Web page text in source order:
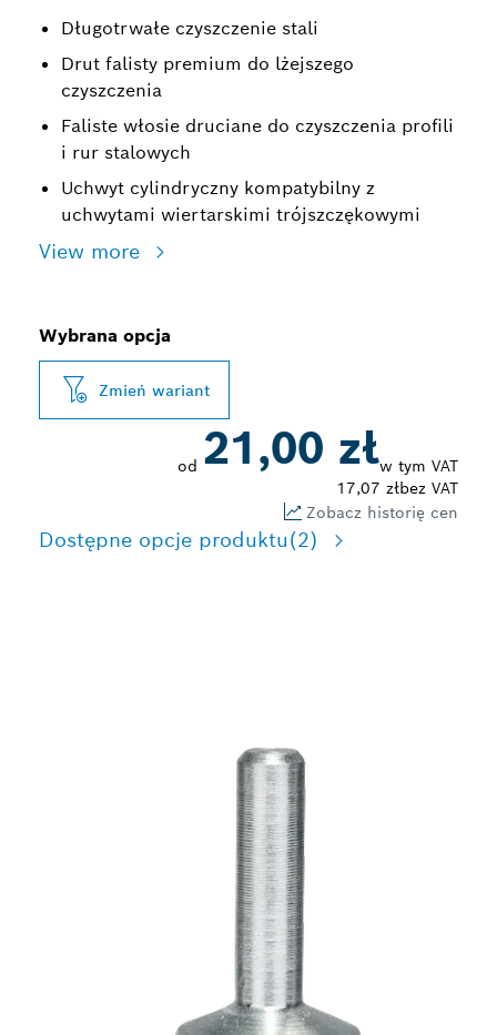
Długotrwałe czyszczenie stali
Drut falisty premium do lżejszego
czyszczenia
Faliste włosie druciane do czyszczenia profili
i rur stalowych
Uchwyt cylindryczny kompatybilny z
uchwytami wiertarskimi trójszczękowymi
View more
Wybrana opcja
Zmień wariant
od 21,00 złw tym VAT
17,07 złbez VAT
Zobacz historię cen
Dostępne opcje produktu(2)